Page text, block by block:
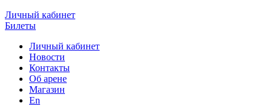
Личный кабинет
Билеты
Личный кабинет
Новости
Контакты
Об арене
Магазин
En